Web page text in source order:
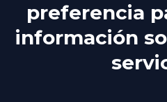
preferencia
información